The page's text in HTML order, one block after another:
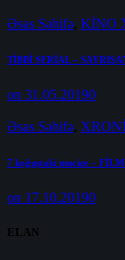
Əsas Səhifə, KİNO
TİBBİ SERİAL –
on 31.05.20190
Əsas Səhifə,
7 koğuştaki mucize –
on 17.10.20190
ELAN